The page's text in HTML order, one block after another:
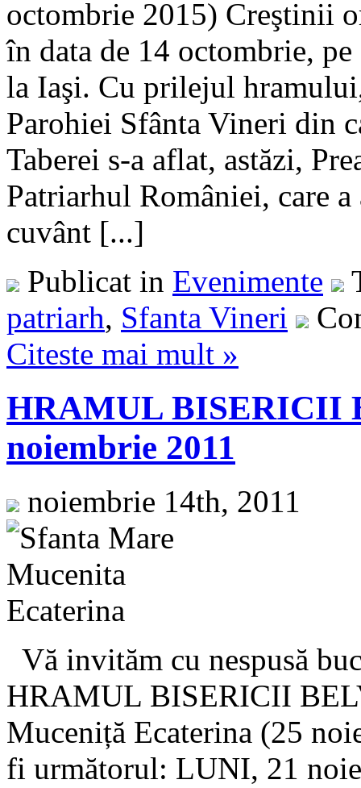
octombrie 2015) Creştinii
în data de 14 octombrie, pe
la Iaşi. Cu prilejul
Parohiei Sfânta Vineri din
Taberei s-a aflat, astăzi,
Patriarhul României, care
cuvânt [...]
Publicat in Evenimente
patriarh, Sfanta Vineri
Citeste mai mult »
HRAMUL BISERICII
noiembrie 2011
noiembrie 14th, 2011
Vă invităm cu nespusă
HRAMUL BISERICII
Muceniță Ecaterina (25
fi următorul: LUNI, 21